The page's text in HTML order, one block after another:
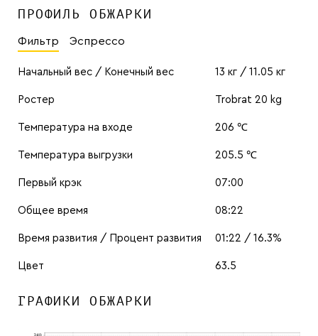
ПРОФИЛЬ ОБЖАРКИ
Фильтр Эспрессо
Начальный вес / Конечный вес 13 кг / 11.05 кг
Ростер Trobrat 20 kg
Температура на входе 206 ℃
Температура выгрузки 205.5 ℃
Первый крэк 07:00
Общее время 08:22
Время развития / Процент развития 01:22 / 16.3%
Цвет 63.5
ГРАФИКИ ОБЖАРКИ